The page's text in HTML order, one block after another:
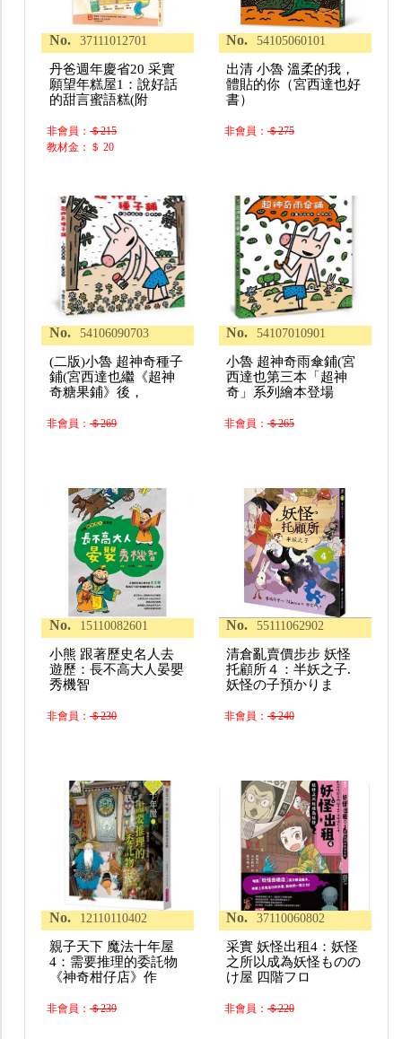
No. 37111012701
丹爸週年慶省20 采實
願望年糕屋1：說好話
的甜言蜜語糕(附
非會員：＄215
教材金：＄ 20
No. 54105060101
出清 小魯 溫柔的我，
體貼的你（宮西達也好
書）
非會員：＄275
No. 54106090703
(二版)小魯 超神奇種子
鋪(宮西達也繼《超神
奇糖果鋪》後，
非會員：＄269
No. 54107010901
小魯 超神奇雨傘鋪(宮
西達也第三本「超神
奇」系列繪本登場
非會員：＄265
No. 15110082601
小熊 跟著歷史名人去
遊歷：長不高大人晏嬰
秀機智
非會員：＄230
No. 55111062902
清倉亂賣價步步 妖怪
托顧所４：半妖之子.
妖怪の子預かりま
非會員：＄240
No. 12110110402
親子天下 魔法十年屋
4：需要推理的委託物
《神奇柑仔店》作
非會員：＄239
No. 37110060802
采實 妖怪出租4：妖怪
之所以成為妖怪ものの
け屋 四階フロ
非會員：＄220